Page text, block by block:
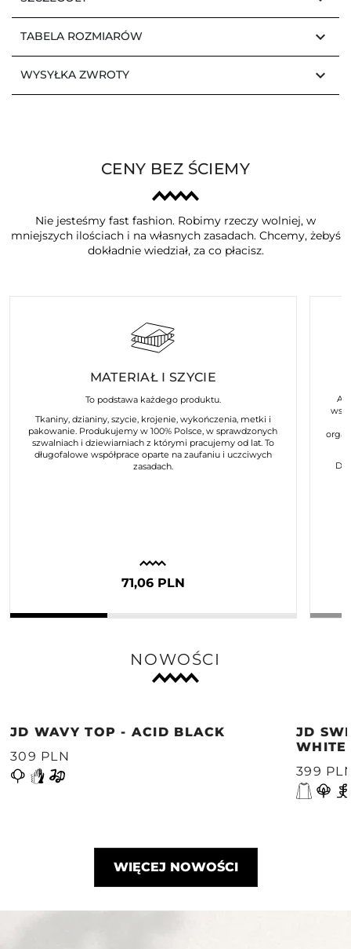
TABELA ROZMIARÓW keyboard_arrow_down
WYSYŁKA ZWROTY keyboard_arrow_down
CENY BEZ ŚCIEMY
Nie jesteśmy fast fashion. Robimy rzeczy wolniej, w
mniejszych ilościach i na własnych zasadach. Chcemy, żebyś
dokładnie wiedział, za co płacisz.
MATERIAŁ I SZYCIE
To podstawa każdego produktu.
Tkaniny, dzianiny, szycie, krojenie, wykończenia, metki i
pakowanie. Produkujemy w 100% Polsce, w sprawdzonych
szwalniach i dziewiarniach z którymi pracujemy od lat. To
długofalowe współprace oparte na zaufaniu i uczciwych
zasadach.
71,06 PLN
NOWOŚCI
JD WAVY TOP - ACID BLACK
309 PLN
JD
WHITE
399
WIĘCEJ NOWOŚCI